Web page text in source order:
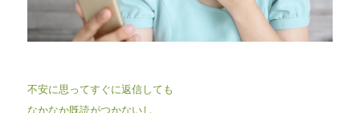
不安に思ってすぐに返信しても
なかなか既読がつかないし